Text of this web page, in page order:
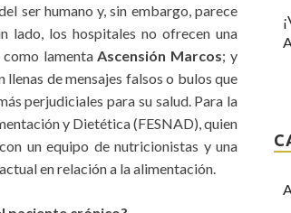
ser humano y, sin embargo, parece
lado, los hospitales no ofrecen una
como lamentaAscensión Marcos; y
de mensajes falsos o bulos que
perjudiciales para su salud. Para la
y Dietética (FESNAD), quien
un equipo de nutricionistas y una
en relación a la alimentación.